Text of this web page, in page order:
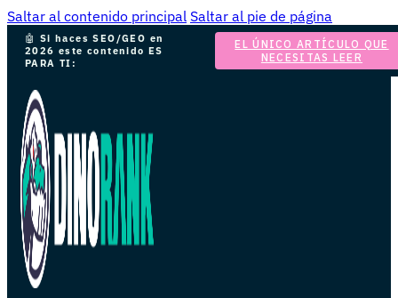
Saltar al contenido principal Saltar al pie de página
🤖 Si haces SEO/GEO en
2026 este contenido ES
PARA TI:
EL ÚNICO ARTÍCULO QUE
NECESITAS LEER